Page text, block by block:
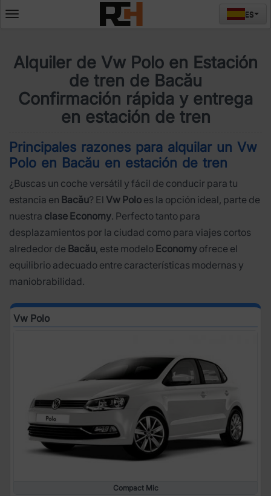
Deschide
ES
Alquiler de Vw Polo en Estación
de tren de Bacău
Confirmación rápida y entrega
en estación de tren
Principales razones para alquilar un Vw
Polo en Bacău en estación de tren
¿Buscas un coche versátil y fácil de conducir para tu
estancia en Bacău? El Vw Polo es la opción ideal, parte de
nuestra clase Economy. Perfecto tanto para
desplazamientos por la ciudad como para viajes cortos
alrededor de Bacău, este modelo Economy ofrece el
equilibrio adecuado entre características modernas y
maniobrabilidad.
Vw Polo
Compact Mic